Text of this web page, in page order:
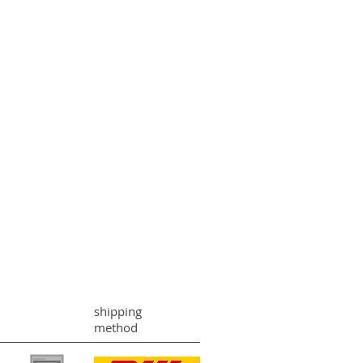
shipping
method